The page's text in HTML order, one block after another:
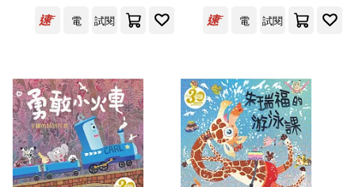
電
試閱 電 試閱